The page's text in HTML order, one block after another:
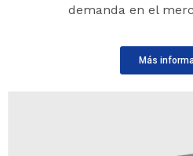
demanda en el
Más